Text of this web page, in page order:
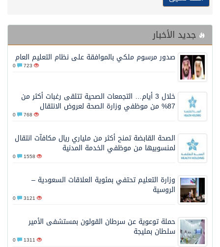
جديد الأخبار
صدور مرسوم ملكي بالموافقة على نظام التعليم العام
723
خلال 3 أيام… التجمعات الصحية تتلقى رغبات أكثر من
87% من موظفي وزارة الصحة لعروض الانتقال
768
الصحة القابضة تمنح أكثر من ملياري ريال مكافآت انتقال
لمنسوبيها من موظفي الخدمة المدنية
1558
وزارة التعليم تحتفي بمئوية العلاقات السعودية –
الروسية
3121
حملة توعوية عن سرطان القولون بمستشفى الأمير
سلطان بمليجة
1311